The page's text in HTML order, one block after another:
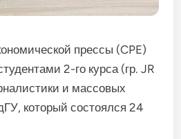
прессы (CPE)
2-го курса (гр. JR
и массовых
который состоялся 24